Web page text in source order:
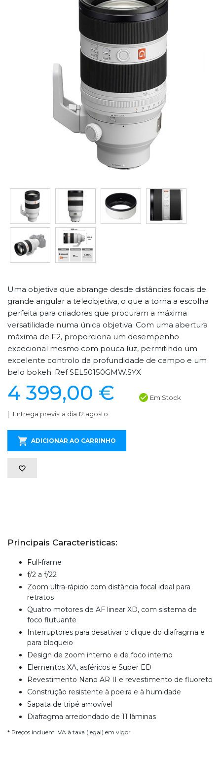
Uma objetiva que abrange desde distâncias focais de
grande angular a teleobjetiva, o que a torna a escolha
perfeita para criadores que procuram a máxima
versatilidade numa única objetiva. Com uma abertura
máxima de F2, proporciona um desempenho
excecional mesmo com pouca luz, permitindo um
excelente controlo da profundidade de campo e um
belo bokeh. Ref SEL50150GMW.SYX
4 399,00 € Em Stock
Entrega prevista dia 12 agosto
ADICIONAR AO CARRINHO
Principais Caracteristicas:
Full-frame
f/2 a f/22
Zoom ultra-rápido com distância focal ideal para
retratos
Quatro motores de AF linear XD, com sistema de
foco flutuante
Interruptores para desativar o clique do diafragma e
para bloqueio
Design de zoom interno e de foco interno
Elementos XA, asféricos e Super ED
Revestimento Nano AR II e revestimento de fluoreto
Construção resistente à poeira e à humidade
Sapata de tripé amovível
Diafragma arredondado de 11 lâminas
* Preços incluem IVA à taxa (legal) em vigor